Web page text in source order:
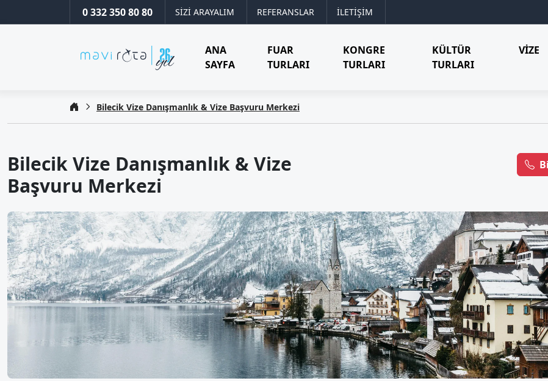
0 332 350 80 80 SİZİ ARAYALIM REFERANSLAR İLETİŞİM
ANA
SAYFA
FUAR
TURLARI
KONGRE
TURLARI
KÜLTÜR
TURLARI
VIZE
Bilecik Vize Danışmanlık & Vize Başvuru Merkezi
Bilecik Vize Danışmanlık & Vize
Başvuru Merkezi